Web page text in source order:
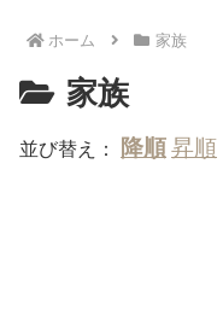
ホーム 家族
家族
並び替え：